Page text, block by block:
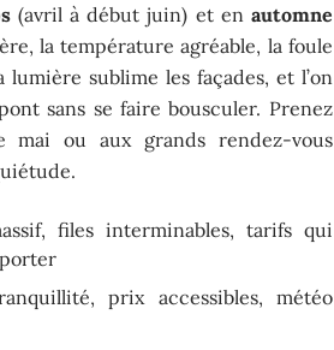
(avril à début juin) et en automne
la température agréable, la foule
sublime les façades, et l’on
sans se faire bousculer. Prenez
mai ou aux grands rendez-vous
files interminables, tarifs qui
prix accessibles, météo